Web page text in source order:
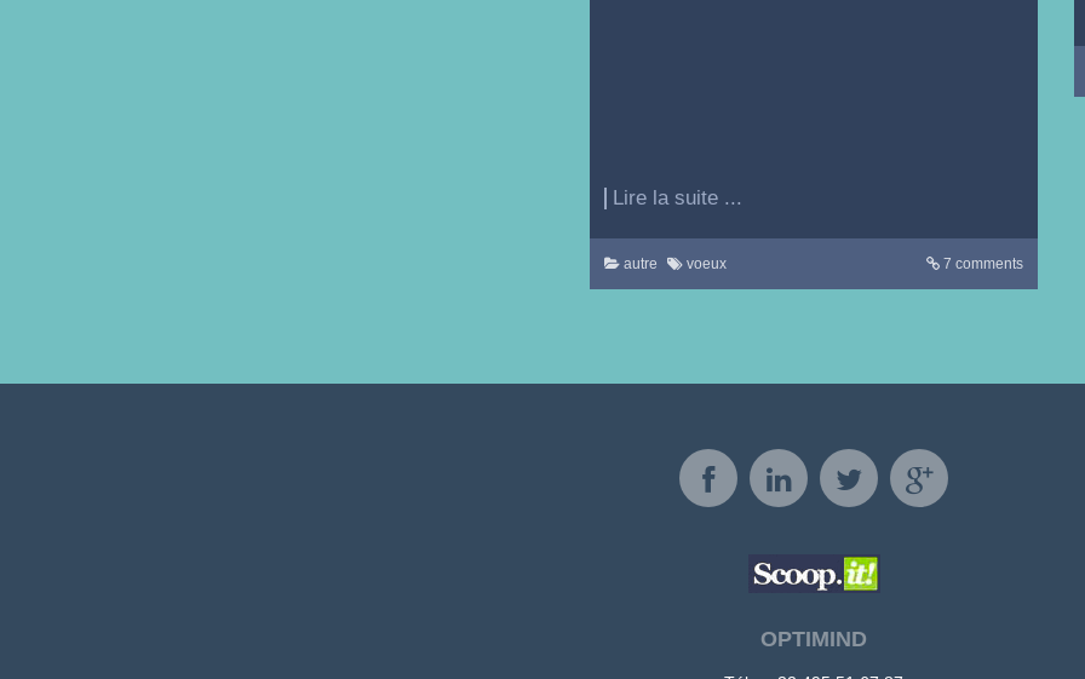
Lire la suite ...
autre voeux 7 comments
OPTIMIND